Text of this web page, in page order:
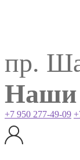
пр.
Наши
+7 950 277-49-09